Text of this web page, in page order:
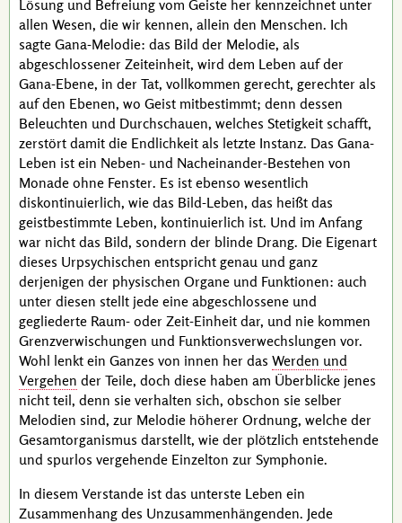
Lösung und Befreiung vom Geiste her kennzeichnet unter
allen Wesen, die wir kennen, allein den Menschen. Ich
sagte Gana-Melodie: das Bild der Melodie, als
abgeschlossener Zeiteinheit, wird dem Leben auf der
Gana-Ebene, in der Tat, vollkommen gerecht, gerechter als
auf den Ebenen, wo Geist mitbestimmt; denn dessen
Beleuchten und Durchschauen, welches Stetigkeit schafft,
zerstört damit die Endlichkeit als letzte Instanz. Das Gana-
Leben ist ein Neben- und Nacheinander-Bestehen von
Monade ohne Fenster. Es ist ebenso wesentlich
diskontinuierlich, wie das Bild-Leben, das heißt das
geistbestimmte Leben, kontinuierlich ist. Und im Anfang
war nicht das Bild, sondern der blinde Drang. Die Eigenart
dieses Urpsychischen entspricht genau und ganz
derjenigen der physischen Organe und Funktionen: auch
unter diesen stellt jede eine abgeschlossene und
gegliederte Raum- oder Zeit-Einheit dar, und nie kommen
Grenzverwischungen und Funktionsverwechslungen vor.
Wohl lenkt ein Ganzes von innen her das Werden und
Vergehen der Teile, doch diese haben am Überblicke jenes
nicht teil, denn sie verhalten sich, obschon sie selber
Melodien sind, zur Melodie höherer Ordnung, welche der
Gesamt­organismus darstellt, wie der plötzlich entstehende
und spurlos vergehende Einzelton zur Symphonie.
In diesem Verstande ist das unterste Leben ein
Zusammenhang des Unzusammenhängenden. Jede